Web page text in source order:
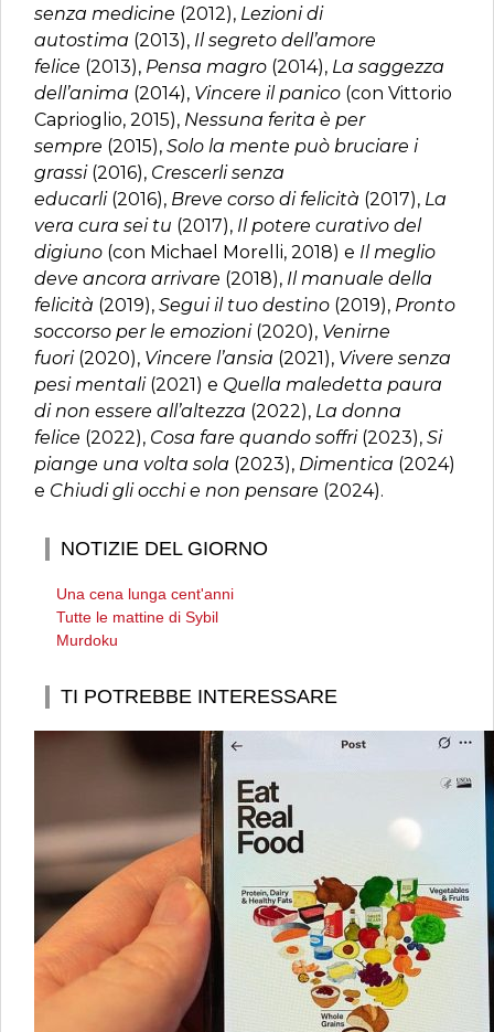
senza medicine (2012), Lezioni di
autostima (2013), Il segreto dell’amore
felice (2013), Pensa magro (2014), La saggezza
dell’anima (2014), Vincere il panico (con Vittorio
Caprioglio, 2015), Nessuna ferita è per
sempre (2015), Solo la mente può bruciare i
grassi(2016), Crescerli senza
educarli(2016), Breve corso di felicità (2017), La
vera cura sei tu (2017), Il potere curativo del
digiuno (con Michael Morelli, 2018) e Il meglio
deve ancora arrivare (2018), Il manuale della
felicità (2019), Segui il tuo destino (2019), Pronto
soccorso per le emozioni(2020), Venirne
fuori(2020), Vincere l’ansia (2021), Vivere senza
pesi mentali(2021) e Quella maledetta paura
di non essere all’altezza (2022), La donna
felice (2022), Cosa fare quando soffri(2023), Si
piange una volta sola (2023), Dimentica (2024)
e Chiudi gli occhi e non pensare (2024).
NOTIZIE DEL GIORNO
Una cena lunga cent'anni
Tutte le mattine di Sybil
Murdoku
TI POTREBBE INTERESSARE